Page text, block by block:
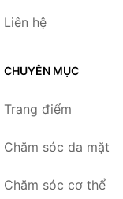
Liên hệ
CHUYÊN MỤC
Trang điểm
Chăm sóc da mặt
Chăm sóc cơ thể